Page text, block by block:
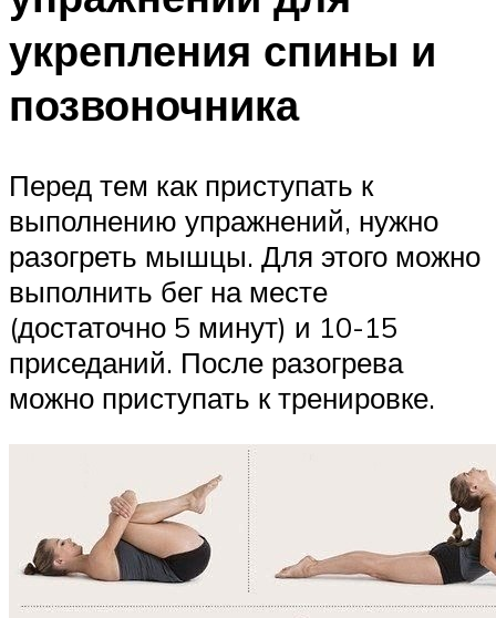
укрепления спины и
позвоночника
Перед тем как приступать к
выполнению упражнений, нужно
разогреть мышцы. Для этого можно
выполнить бег на месте
(достаточно 5 минут) и 10-15
приседаний. После разогрева
можно приступать к тренировке.